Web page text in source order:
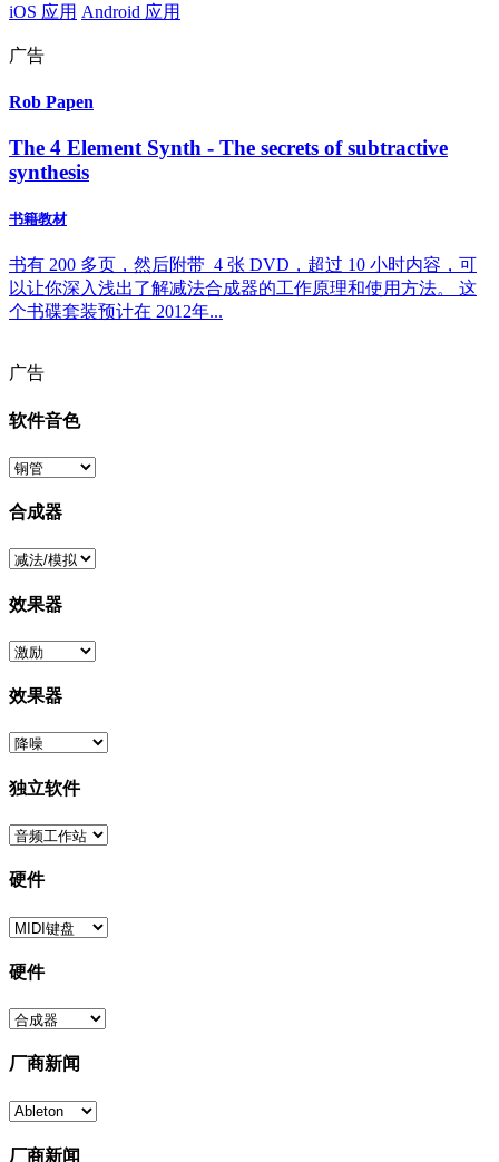
iOS 应用 Android 应用
广告
Rob Papen
The 4 Element Synth - The secrets of subtractive
synthesis
书籍教材
书有 200 多页，然后附带 4 张 DVD，超过 10 小时内容，可
以让你深入浅出了解减法合成器的工作原理和使用方法。 这
个书碟套装预计在 2012年...
广告
软件音色
合成器
效果器
效果器
独立软件
硬件
硬件
厂商新闻
厂商新闻